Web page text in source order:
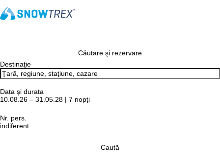
Căutare şi rezervare
Destinaţie
Data și durata
10.08.26 – 31.05.28 | 7 nopţi
Nr. pers.
indiferent
Caută